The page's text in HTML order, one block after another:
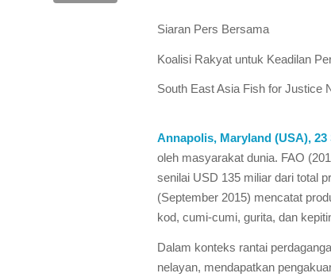
Siaran Pers Bersama
Koalisi Rakyat untuk Keadilan
South East Asia Fish for Justice
Annapolis, Maryland (USA), 23
oleh masyarakat dunia. FAO
senilai USD 135 miliar dari total
(September 2015) mencatat
kod, cumi-cumi, gurita, dan
Dalam konteks rantai
nelayan, mendapatkan